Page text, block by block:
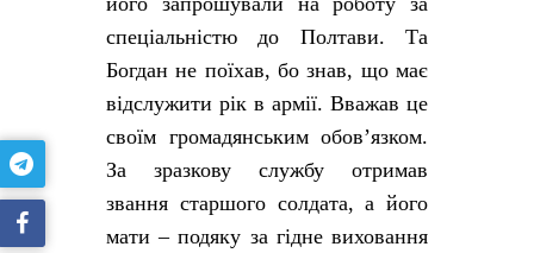
спеціальністю до Полтави. Та
Богдан не поїхав, бо знав, що має
відслужити рік в армії. Вважав це
своїм громадянським обов’язком.
За зразкову службу отримав
звання старшого солдата, а його
мати – подяку за гідне виховання